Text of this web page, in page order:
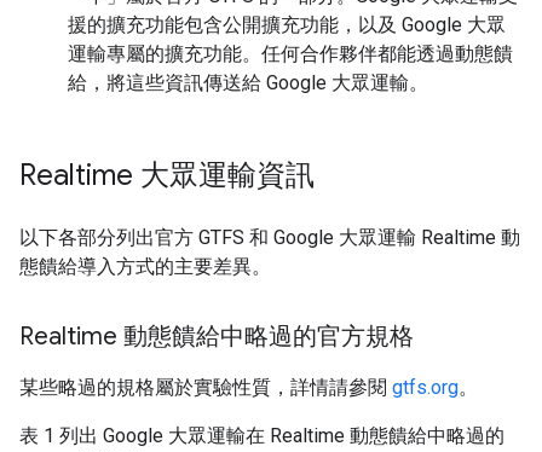
援的擴充功能包含公開擴充功能，以及 Google 大眾
運輸專屬的擴充功能。任何合作夥伴都能透過動態饋
給，將這些資訊傳送給 Google 大眾運輸。
Realtime 大眾運輸資訊
以下各部分列出官方 GTFS 和 Google 大眾運輸 Realtime 動
態饋給導入方式的主要差異。
Realtime 動態饋給中略過的官方規格
某些略過的規格屬於實驗性質，詳情請參閱 gtfs.org。
表 1 列出 Google 大眾運輸在 Realtime 動態饋給中略過的